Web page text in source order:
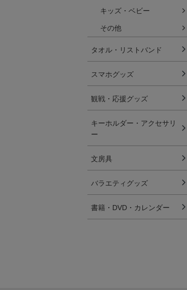
キッズ・ベビー
その他
タオル・リストバンド
スマホグッズ
観戦・応援グッズ
キーホルダー・アクセサリ
ー
文房具
バラエティグッズ
書籍・DVD・カレンダー